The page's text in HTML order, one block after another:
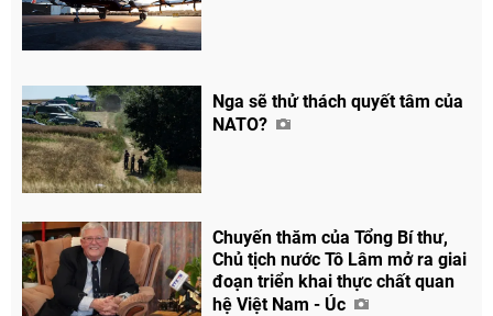
Nga sẽ thử thách quyết tâm của
NATO?
Chuyến thăm của Tổng Bí thư,
Chủ tịch nước Tô Lâm mở ra giai
đoạn triển khai thực chất quan
hệ Việt Nam - Úc